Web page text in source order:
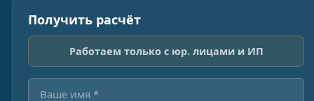
Получить расчёт
Работаем только с юр. лицами и ИП